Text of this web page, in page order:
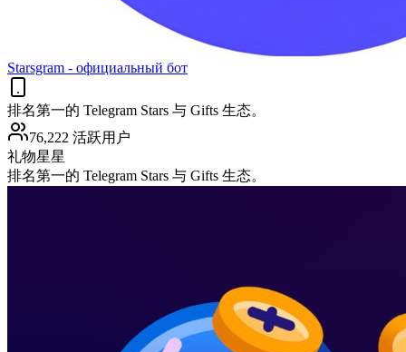
Starsgram - официальный бот
排名第一的 Telegram Stars 与 Gifts 生态。
76,222 活跃用户
礼物星星
排名第一的 Telegram Stars 与 Gifts 生态。